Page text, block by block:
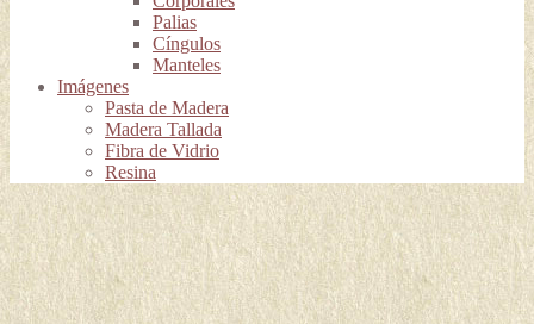
Palias
Cíngulos
Manteles
Imágenes
Pasta de Madera
Madera Tallada
Fibra de Vidrio
Resina